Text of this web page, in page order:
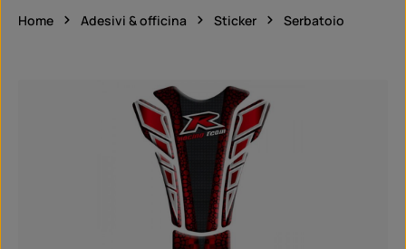
Home Adesivi & officina Sticker Serbatoio
Salta la galleria di immagini